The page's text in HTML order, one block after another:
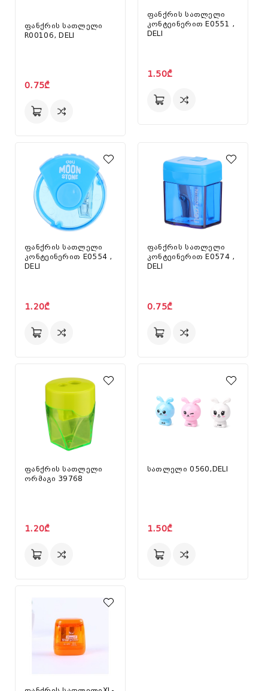
ფანქრის სათლელი
R00106, DELI
0.75₾
ფანქრის სათლელი
კონტეინერით E0551 ,
DELI
1.50₾
ფანქრის სათლელი
კონტეინერით E0554 ,
DELI
1.20₾
ფანქრის სათლელი
კონტეინერით E0574 ,
DELI
0.75₾
ფანქრის სათლელი
ორმაგი 39768
1.20₾
სათლელი 0560,DELI
1.50₾